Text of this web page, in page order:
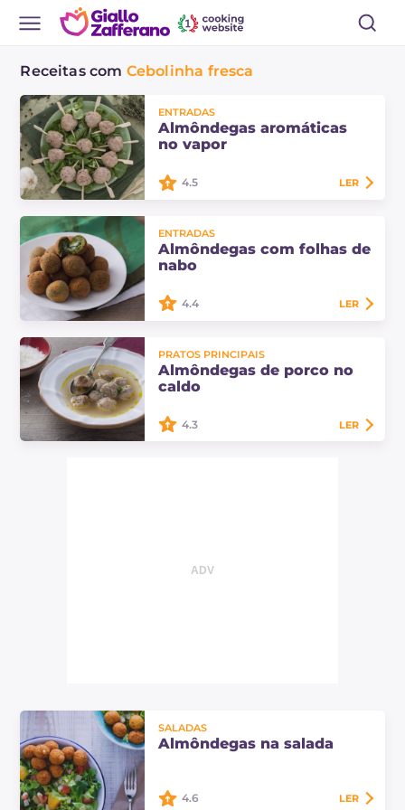
Receitas com Cebolinha fresca
ENTRADAS
Almôndegas aromáticas
no vapor
vapor são bolinhos de carne moída
perfumados com ervas aromáticas
e cozidos no vapor.
4.5 LER
ENTRADAS
Almôndegas com folhas de
nabo
são deliciosos aperitivos, crocantes
por fora e com um delicioso coração
derretido de queijo por dentro.
4.4 LER
PRATOS PRINCIPAIS
Almôndegas de porco no
caldo
4.3 LER
SALADAS
Almôndegas na salada
4.6 LER